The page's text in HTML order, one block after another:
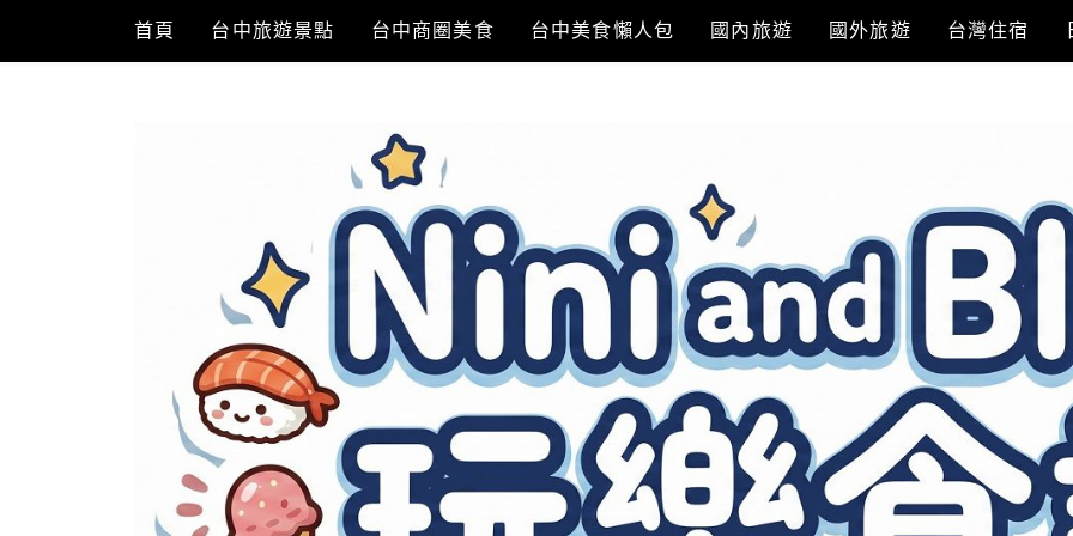
content
首頁 台中旅遊景點 台中商圈美食 台中美食懶人包 國內旅遊 國外旅遊 台灣住宿